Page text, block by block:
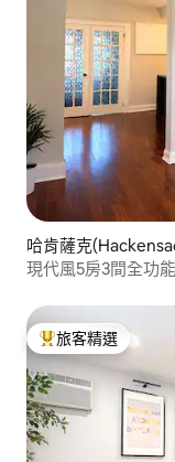
哈肯薩克
現代風5房3間全功
旅客精選榜首
旅客精選